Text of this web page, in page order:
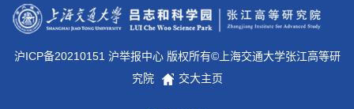
沪ICP备20210151 沪举报中心 版权所有©上海交通大学张江高等研
究院
交大主页